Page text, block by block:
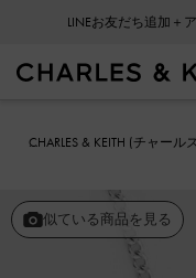
LINEお友だち追加＋
CHARLES & KEITH (チャー
似ている商品を見る